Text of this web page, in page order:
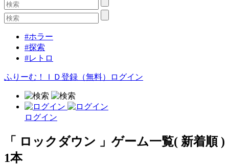
#ホラー
#探索
#レトロ
ふりーむ！ＩＤ登録（無料） ログイン
ログイン
「 ロックダウン 」ゲーム一覧( 新着順 )
1本